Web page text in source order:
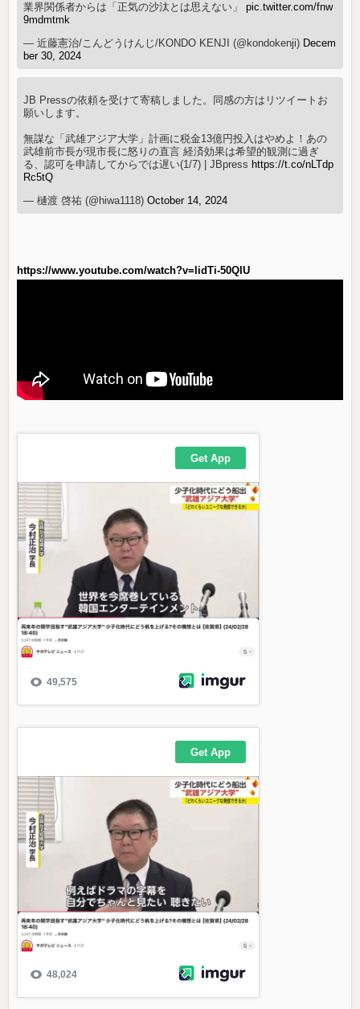
業界関係者からは「正気の沙汰とは思えない」pic.twitter.com/fnw
9mdmtmk
— 近藤憲治/こんどうけんじ/KONDO KENJI (@kondokenji) Decem
ber 30, 2024
JB Pressの依頼を受けて寄稿しました。同感の方はリツイートお
願いします。
無謀な「武雄アジア大学」計画に税金13億円投入はやめよ！あの
武雄前市長が現市長に怒りの直言 経済効果は希望的観測に過ぎ
る、認可を申請してからでは遅い(1/7) | JBpress https://t.co/nLTdp
Rc5tQ
— 樋渡 啓祐 (@hiwa1118)October 14, 2024
https://www.youtube.com/watch?v=lidTi-50QIU